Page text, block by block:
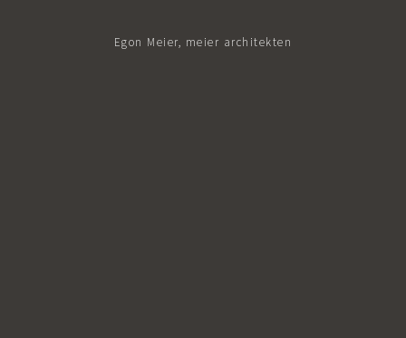
Egon Meier, meier architekten